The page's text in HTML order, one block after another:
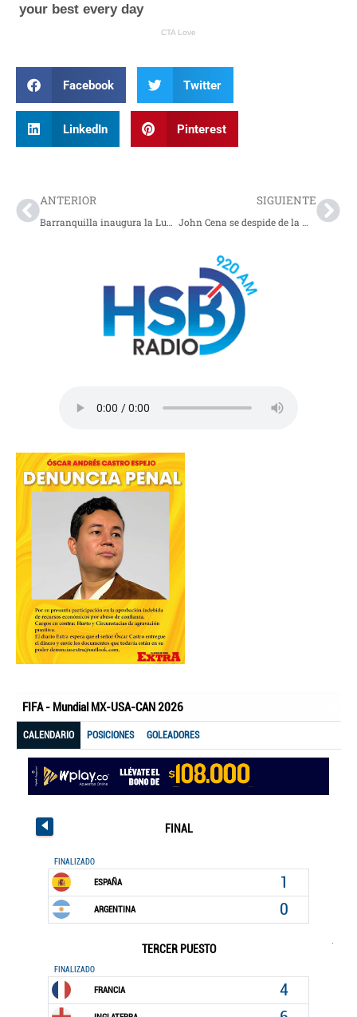
Facebook Twitter
LinkedIn Pinterest
ANTERIOR
Barranquilla inaugura la Luna del Río, la noria más grande del país y nuevo ícono del Gran Malecón
SIGUIENTE
John Cena se despide de la WWE luego de 23 años y 17 campeonatos mundiales